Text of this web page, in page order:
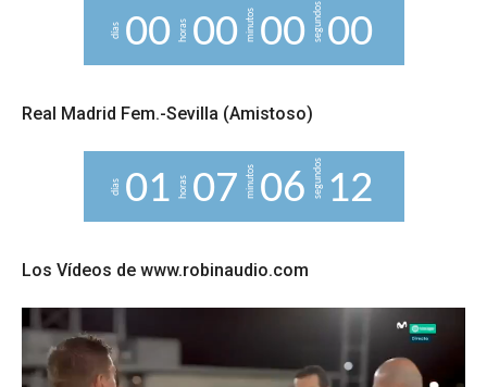
días 00 horas 00 minutos 00segundos00
Real Madrid Fem.-Sevilla (Amistoso)
días 01 horas 07 minutos 06 segundos 11
2
Los Vídeos de www.robinaudio.com